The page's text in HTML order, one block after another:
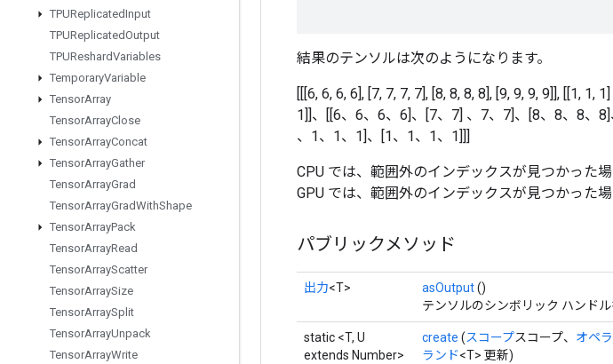
TPUReplicatedInput
TPUReplicatedOutput
TPUReshardVariables
TemporaryVariable
TensorArray
TensorArrayClose
TensorArrayConcat
TensorArrayGather
TensorArrayGrad
TensorArrayGradWithShape
TensorArrayPack
TensorArrayRead
TensorArrayScatter
TensorArraySize
TensorArraySplit
TensorArrayUnpack
TensorArrayWrite
結果のテンソルは次のようになります。
[[[6, 6, 6, 6], [7, 7, 7, 7], [8, 8, 8, 8], [9, 9, 9, 9]], [[1,
1]]、[[6、6、6、6]、[7、7] 、7、7]、[8、8、8、
、1、1、1]、[1、1、1、1]]]
CPU では、範囲外のインデックスが見つかった
GPU では、範囲外のインデックスが見つかった
パブリックメソッド
出力<T> asOutput()
テンソルのシンボリック ハンドル
static <T, U
extends Number>
create (スコープスコープ、 オペ
ランド<T> 更新)